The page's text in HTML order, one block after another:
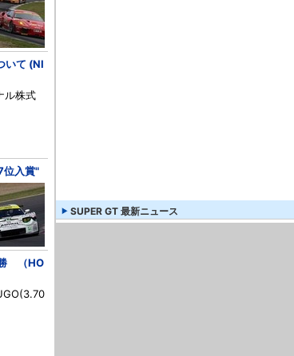
いて (NI
ル株式
位入賞"
勝 （HO
SUPER GT 最新ニュース